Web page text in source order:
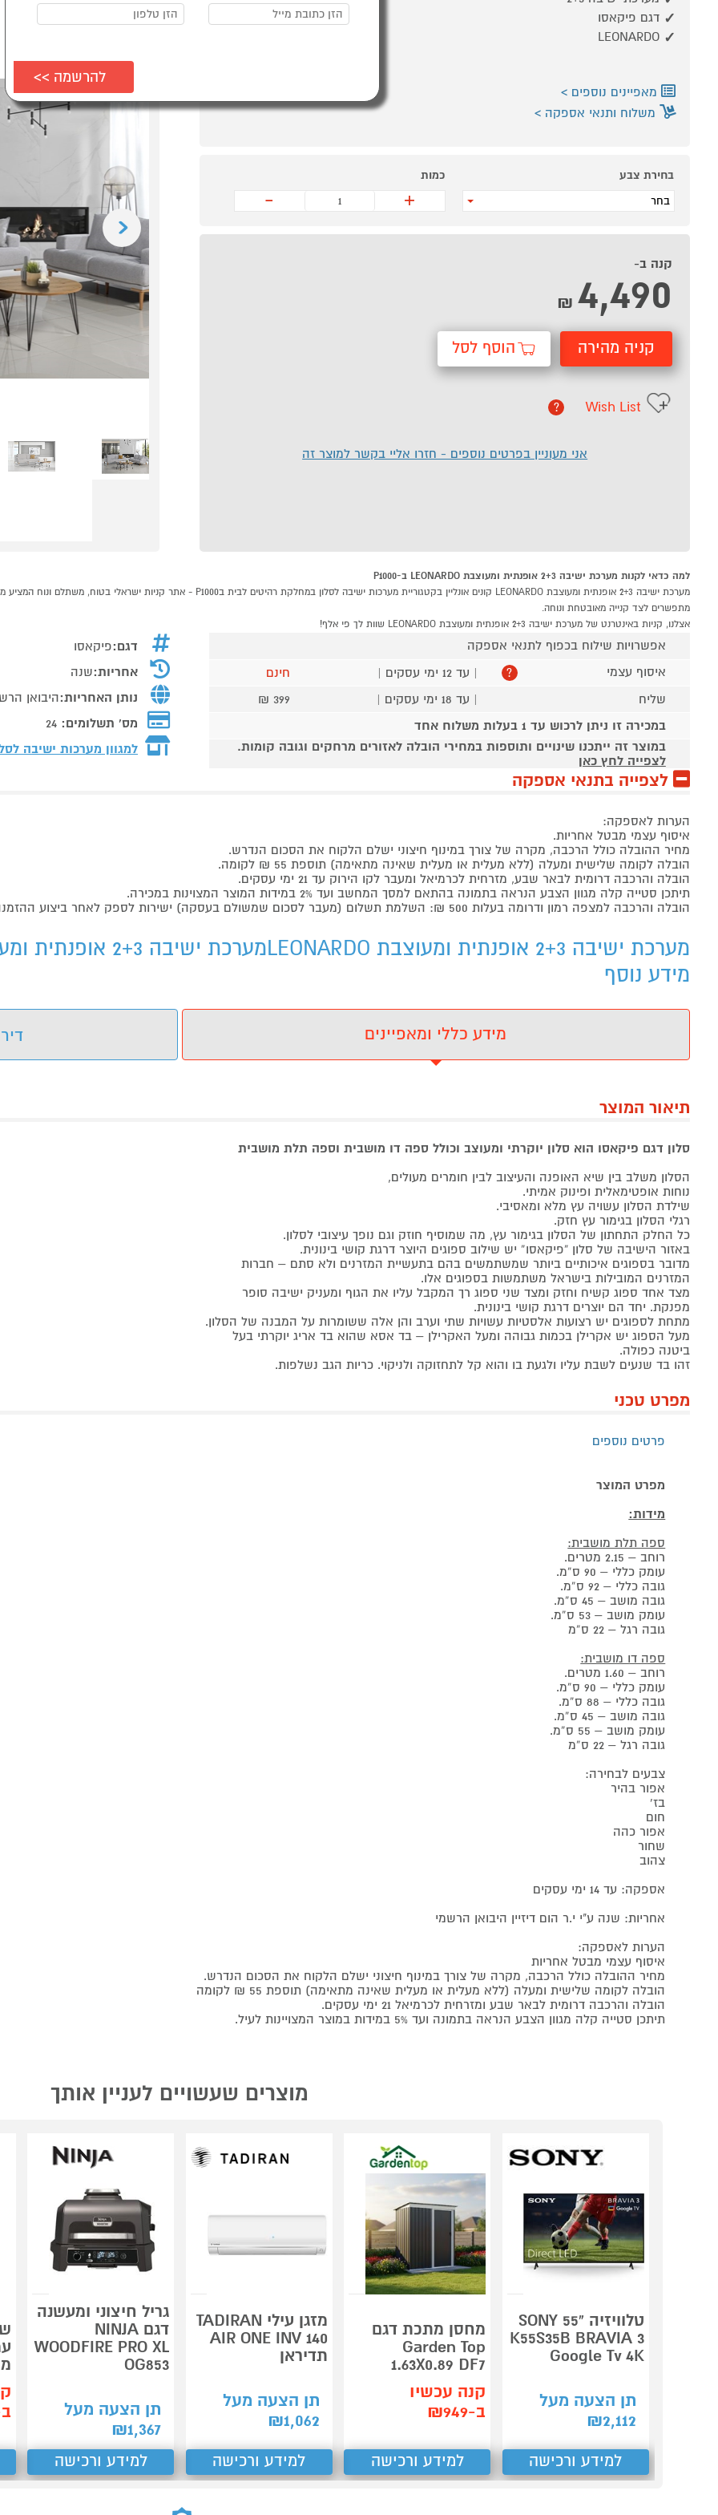
Previous
דגם פיקאסו
LEONARDO
מאפיינים נוספים
משלוח ותנאי אספקה
בחירת צבע
בחר
כמות
+
-
קנה ב-
4,490
₪
קניה מהירה הוסף לסל
Wish List
?
אני מעוניין בפרטים נוספים - חזרו אליי בקשר למוצר זה
למה כדאי לקנות מערכת ישיבה 2+3 אופנתית ומעוצבת LEONARDO ב-P1000
מתפשרים לצד קנייה מאובטחת ונוחה.
אצלנו, קניות באינטרנט של מערכת ישיבה 2+3 אופנתית ומעוצבת LEONARDO שוות לך פי אלף!
אפשרויות שילוח בכפוף לתנאי אספקה
איסוף עצמי
? | עד 12 ימי עסקים |
חינם
שליח
| עד 18 ימי עסקים |
399 ₪
במכירה זו ניתן לרכוש עד 1 בעלות משלוח אחד
במוצר זה ייתכנו שינויים ותוספות במחירי הובלה לאזורים מרחקים וגובה קומות.
לצפייה לחץ כאן
דגם:פיקאסו
אחריות:שנה
נותן האחריות:היבואן
מס' תשלומים: 24
למגוון מערכות ישיבה
לצפייה בתנאי אספקה
הערות לאספקה:
איסוף עצמי מבטל אחריות.
מחיר ההובלה כולל הרכבה, מקרה של צורך במינוף חיצוני ישלם הלקוח את הסכום הנדרש.
הובלה לקומה שלישית ומעלה (ללא מעלית או מעלית שאינה מתאימה) תוספת 55 ₪ לקומה.
הובלה והרכבה דרומית לבאר שבע, מזרחית לכרמיאל ומעבר לקו הירוק עד 21 ימי עסקים.
תיתכן סטייה קלה מגוון הצבע הנראה בתמונה בהתאם למסך המחשב ועד 2% במידות המוצר המצוינות במכירה.
הובלה והרכבה למצפה רמון ודרומה בעלות 500 ₪: השלמת תשלום (מעבר לסכום שמשולם בעסקה) ישירות לספק לאחר ביצוע ההזמנה.
מידע נוסף
מידע כללי ומאפיינים
תיאור המוצר
סלון דגם פיקאסו הוא סלון יוקרתי ומעוצב וכולל ספה דו מושבית וספה תלת מושבית
הסלון משלב בין שיא האופנה והעיצוב לבין חומרים מעולים,
נוחות אופטימאלית ופינוק אמיתי.
שילדת הסלון עשויה עץ מלא ומאסיבי.
רגלי הסלון בגימור עץ חזק.
כל החלק התחתון של הסלון בגימור עץ, מה שמוסיף חוזק וגם נופך עיצובי לסלון.
באזור הישיבה של סלון “פיקאסו” יש שילוב ספוגים היוצר דרגת קושי בינונית.
מדובר בספוגים איכותיים ביותר שמשתמשים בהם בתעשיית המזרנים ולא סתם – חברות
המזרנים המובילות בישראל משתמשות בספוגים אלו.
מצד אחד ספוג קשיח וחזק ומצד שני ספוג רך המקבל עליו את הגוף ומעניק ישיבה סופר
מפנקת. יחד הם יוצרים דרגת קושי בינונית.
מתחת לספוגים יש רצועות אלסטיות עשויות שתי וערב והן אלה ששומרות על המבנה של הסלון.
מעל הספוג יש אקרילן בכמות גבוהה ומעל האקרילן – בד אסא שהוא בד אריג יוקרתי בעל
ביטנה כפולה.
זהו בד שנעים לשבת עליו ולגעת בו והוא קל לתחזוקה ולניקוי. כריות הגב נשלפות.
מפרט טכני
פרטים נוספים
מפרט המוצר
מידות:
ספה תלת מושבית:
רוחב – 2.15 מטרים.
עומק כללי – 90 ס”מ.
גובה כללי – 92 ס”מ.
גובה מושב – 45 ס”מ.
עומק מושב – 53 ס”מ.
גובה רגל – 22 ס”מ
ספה דו מושבית:
רוחב – 1.60 מטרים.
עומק כללי – 90 ס”מ.
גובה כללי – 88 ס”מ.
גובה מושב – 45 ס”מ.
עומק מושב – 55 ס”מ.
גובה רגל – 22 ס”מ
צבעים לבחירה:
אפור בהיר
בז'
חום
אפור כהה
שחור
צהוב
אספקה: עד 14 ימי עסקים
אחריות: שנה ע"י י.ר הום דיזיין היבואן הרשמי
הערות לאספקה:
איסוף עצמי מבטל אחריות
מחיר ההובלה כולל הרכבה, מקרה של צורך במינוף חיצוני ישלם הלקוח את הסכום הנדרש.
הובלה לקומה שלישית ומעלה (ללא מעלית או מעלית שאינה מתאימה) תוספת 55 ₪ לקומה
הובלה והרכבה דרומית לבאר שבע ומזרחית לכרמיאל 21 ימי עסקים
.
תיתכן סטייה קלה מגוון הצבע הנראה בתמונה ועד 5% במידות במוצר המצויינות לעיל
.
מוצרים שעשויים לעניין אותך
טלוויזיה "55 SONY
K55S35B BRAVIA 3
Google Tv 4K
תן הצעה מעל
2,112
₪
למידע ורכישה
מחסן מתכת דגם
Garden Top
1.63X0.89 DF7
קנה עכשיו
ב-₪949
למידע ורכישה
מזגן עילי TADIRAN
AIR ONE INV 140
תדיראן
תן הצעה מעל
1,062
₪
למידע ורכישה
גריל חיצוני ומעשנה
דגם NINJA
WOODFIRE PRO XL
OG853
תן הצעה מעל
1,367
₪
למידע ורכישה
ב-